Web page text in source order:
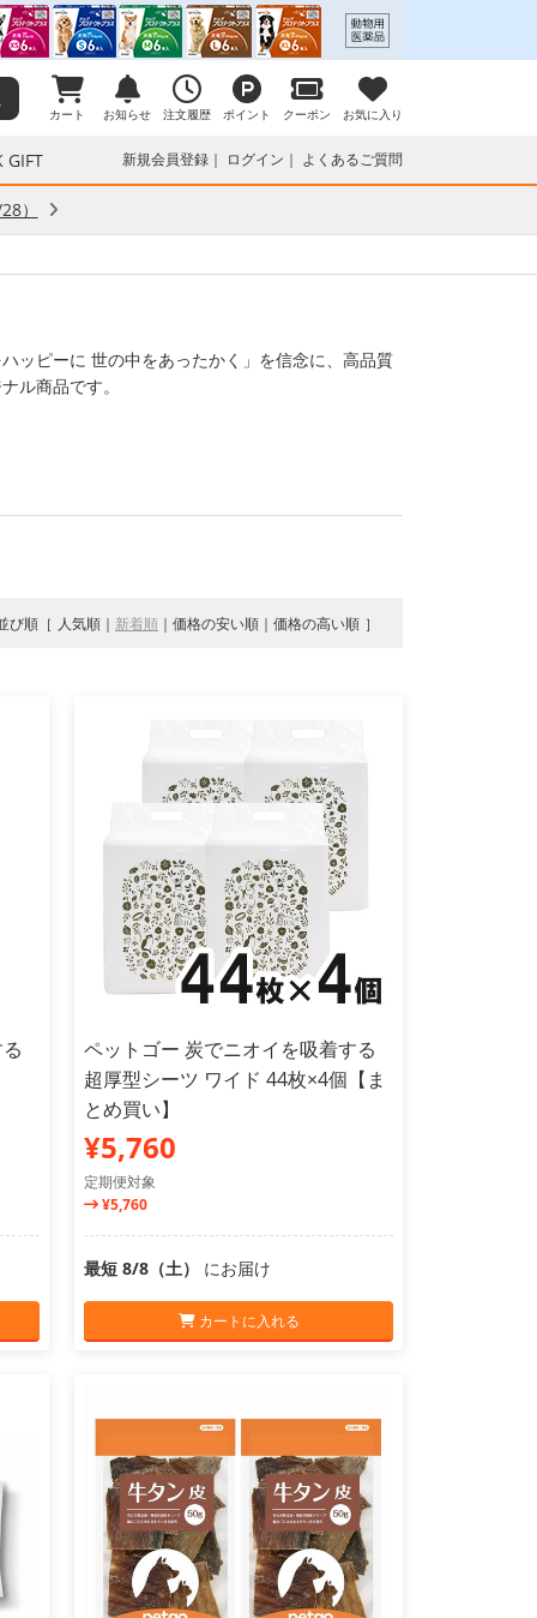
カート お知らせ 注文履歴 ポイント クーポン お気に入り
GIFT 新規会員登録 ログイン よくあるご質問
）
ッピーに 世の中をあったかく」を信念に、高品質
ル商品です。
び順 人気順 新着順 価格の安い順 価格の高い順
ペットゴー 炭でニオイを吸着する
超厚型シーツ ワイド 44枚×4個【ま
とめ買い】
¥5,760
定期便対象
¥5,760
最短 8/8（土） にお届け
カートに入れる